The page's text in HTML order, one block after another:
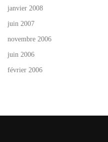
janvier 2008
juin 2007
novembre 2006
juin 2006
février 2006